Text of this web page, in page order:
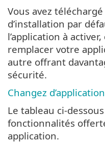
Vous avez
d’installation par
l’application à
remplacer votre
autre offrant
sécurité.
Changez
Le tableau ci-
fonctionnalités
application.